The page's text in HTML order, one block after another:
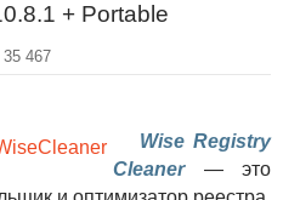
+ Portable
35 467
Wise Registry
Cleaner— это